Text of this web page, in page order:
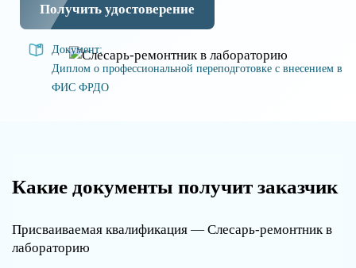
Получить удостоверение
Документ:
Диплом о профессиональной переподготовке с внесением в
ФИС ФРДО
Какие документы получит заказчик
Присваиваемая квалификация — Слесарь-ремонтник в
лабораторию